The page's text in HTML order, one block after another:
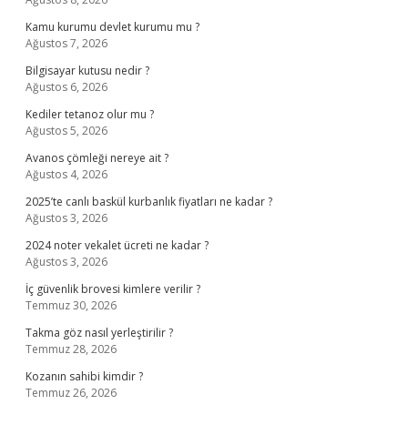
Kamu kurumu devlet kurumu mu ?
Ağustos 7, 2026
Bilgisayar kutusu nedir ?
Ağustos 6, 2026
Kediler tetanoz olur mu ?
Ağustos 5, 2026
Avanos çömleği nereye ait ?
Ağustos 4, 2026
2025’te canlı baskül kurbanlık fiyatları ne kadar ?
Ağustos 3, 2026
2024 noter vekalet ücreti ne kadar ?
Ağustos 3, 2026
İç güvenlik brovesi kimlere verilir ?
Temmuz 30, 2026
Takma göz nasıl yerleştirilir ?
Temmuz 28, 2026
Kozanın sahibi kimdir ?
Temmuz 26, 2026